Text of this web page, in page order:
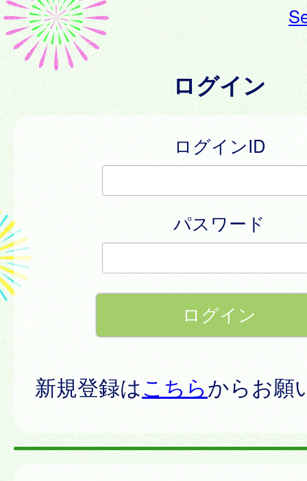
ログイン
ログインID
パスワード
新規登録はこちらからお願